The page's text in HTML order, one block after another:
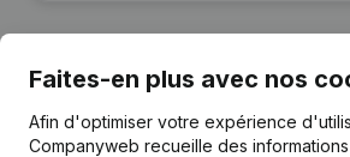
Publicationsde Cw-Automotive
Faites-en plus avec nos
Afin d'optimiser votre expérience
Companyweb recueille des